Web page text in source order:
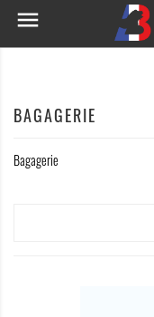

BAGAGERIE
Bagagerie